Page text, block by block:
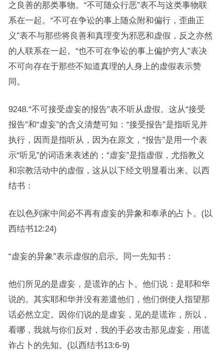
之良善的那类事物。“不可随众行恶”表不与这类事物联
系在一起。“不可在争讼的事上随众附和偏行，歪曲正
义”表不与那些将良善和真理变为邪恶和虚假，反之亦然
的人联系在一起。“也不可在争讼的事上偏护穷人”表决
不可向存在于那些不知道真理的人身上的虚假表示赞
同。
9248.“不可接受虚妄的报告”表不听从虚假。这从“接受
报告”和“虚妄”的含义清楚可知：“接受报告”是指听见并
执行，因而是指听从，因为在原文，“报告”是用一个表
示“听见”的词语来表述的；“虚妄”是指虚假，尤指教义
和宗教活动中的虚假，这从以下经文明显看出来。以西
结书：
在以色列家中间必不再有虚妄的异象和奉承的占卜。(以
西结书12:24)
“虚妄的异象”表示虚假的启示。同一先知书：
他们所见的是虚妄，是谎诈的占卜。他们说：是耶和华
说的。其实耶和华并没有差遣他们，他们倒使人指望那
话必然立定。因你们说的是虚妄，见的是谎诈，所以，
看哪，我就与你们反对，我的手必攻击那见虚妄，用谎
诈占卜的先知。(以西结书13:6-9)